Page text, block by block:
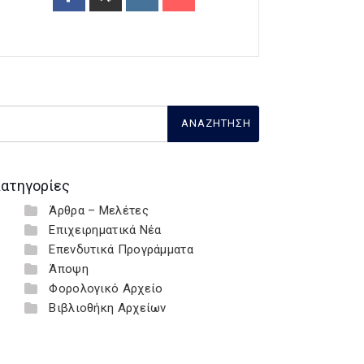
Άρθρα – Μελέτες
Επιχειρηματικά Νέα
Επενδυτικά Προγράμματα
Άποψη
Φορολογικό Αρχείο
Βιβλιοθήκη Αρχείων